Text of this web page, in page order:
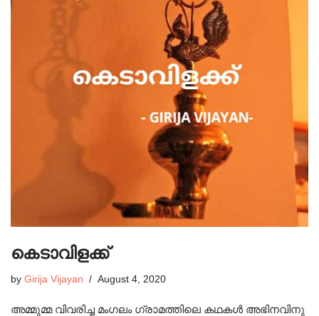
കെടാവിളക്ക്
by Girija Vijayan August 4, 2020
അമ്മുമ്മ വിവരിച്ച മംഗലം ഗ്രാമത്തിലെ കഥകൾ അഭിനവിനു